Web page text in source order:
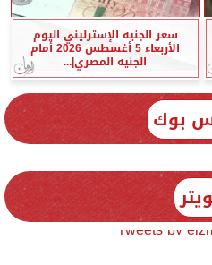
سعر الجنيه الإسترليني اليوم
الأربعاء 5 أغسطس 2026 أمام
الجنيه المصري|...
بوك
Tweets by